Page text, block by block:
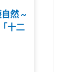
然 ~
十二